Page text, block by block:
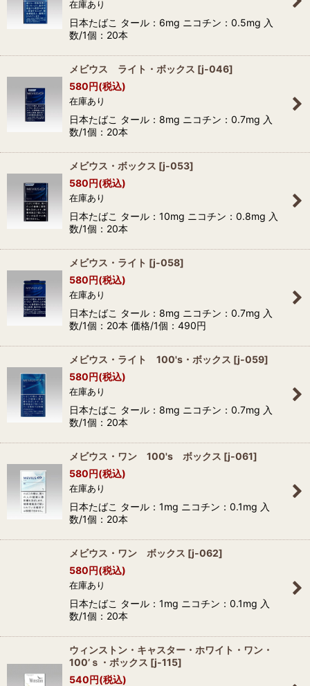
在庫あり
日本たばこ タール：6mg ニコチン：0.5mg 入
数/1個：20本
メビウス ライト・ボックス [j-046]
580円(税込)
在庫あり
日本たばこ タール：8mg ニコチン：0.7mg 入
数/1個：20本
メビウス・ボックス [j-053]
580円(税込)
在庫あり
日本たばこ タール：10mg ニコチン：0.8mg 入
数/1個：20本
メビウス・ライト [j-058]
580円(税込)
在庫あり
日本たばこ タール：8mg ニコチン：0.7mg 入
数/1個：20本 価格/1個：490円
メビウス・ライト 100's・ボックス [j-059]
580円(税込)
在庫あり
日本たばこ タール：8mg ニコチン：0.7mg 入
数/1個：20本
メビウス・ワン 100's ボックス [j-061]
580円(税込)
在庫あり
日本たばこ タール：1mg ニコチン：0.1mg 入
数/1個：20本
メビウス・ワン ボックス [j-062]
580円(税込)
在庫あり
日本たばこ タール：1mg ニコチン：0.1mg 入
数/1個：20本
ウィンストン・キャスター・ホワイト・ワン・
100’ｓ・ボックス [j-115]
540円(税込)